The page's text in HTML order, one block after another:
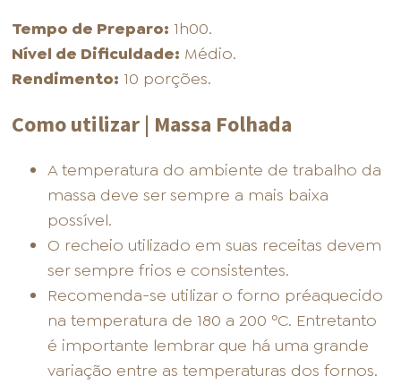
Tempo de Preparo: 1h00.
Nível de Dificuldade: Médio.
Rendimento: 10 porções.
Como utilizar | Massa Folhada
A temperatura do ambiente de trabalho da
massa deve ser sempre a mais baixa
possível.
O recheio utilizado em suas receitas devem
ser sempre frios e consistentes.
Recomenda-se utilizar o forno préaquecido
na temperatura de 180 a 200 ºC. Entretanto
é importante lembrar que há uma grande
variação entre as temperaturas dos fornos.